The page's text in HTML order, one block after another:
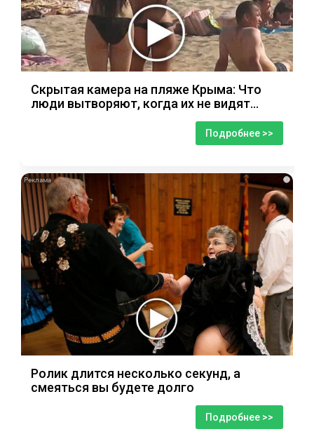
Скрытая камера на пляже Крыма: Что
люди вытворяют, когда их не видят...
Подробнее >>
i
Ролик длится несколько секунд, а
смеяться вы будете долго
Подробнее >>